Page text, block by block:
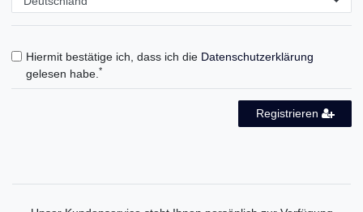
Hiermit bestätige ich, dass ich die Daten­schutz­erklärung
gelesen habe. *
Registrieren